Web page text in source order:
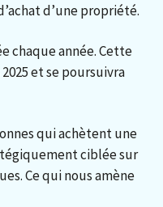
d’une propriété.
chaque année. Cette
et se poursuivra
qui achètent une
ciblée sur
Ce qui nous amène